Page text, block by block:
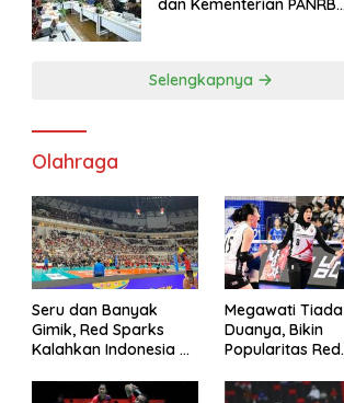
dan Kementerian PANRB
Selengkapnya
Olahraga
Seru dan Banyak
Gimik, Red Sparks
Kalahkan Indonesia All
Megawati Tiada
Duanya, Bikin
Popularitas Red